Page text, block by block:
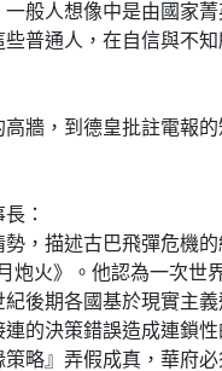
般人想像中是由國家
普通人，在自信與不
，到德皇批註電報的
：
描述古巴飛彈危機的
月炮火》。他認為一次
期各國基於現實主義
的決策錯誤造成連鎖
略』弄假成真，華府